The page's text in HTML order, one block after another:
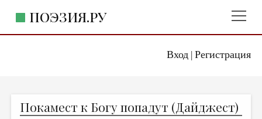
Вход| Регистрация
ПОЭЗИЯ.РУ
ЖАНРЫ
Покамест к Богу попадут (Дайджест)